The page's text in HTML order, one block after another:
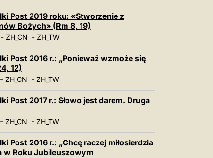
Post 2019 roku: «Stworzenie z
Bożych» (Rm 8, 19)
- ZH_CN - ZH_TW
Post 2016 r.: „Ponieważ wzmoże się
12)
ZH_CN - ZH_TW
Post 2017 r.: Słowo jest darem. Druga
ZH_CN - ZH_TW
Post 2016 r.: „Chcę raczej miłosierdzia
w Roku Jubileuszowym